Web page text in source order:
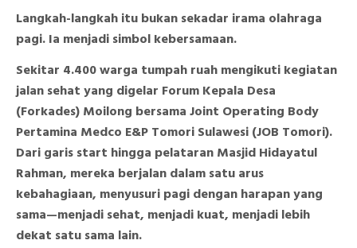
Langkah-langkah itu bukan sekadar irama olahraga
pagi. Ia menjadi simbol kebersamaan.
Sekitar 4.400 warga tumpah ruah mengikuti kegiatan
jalan sehat yang digelar Forum Kepala Desa
(Forkades) Moilong bersama Joint Operating Body
Pertamina Medco E&P Tomori Sulawesi (JOB Tomori).
Dari garis start hingga pelataran Masjid Hidayatul
Rahman, mereka berjalan dalam satu arus
kebahagiaan, menyusuri pagi dengan harapan yang
sama—menjadi sehat, menjadi kuat, menjadi lebih
dekat satu sama lain.